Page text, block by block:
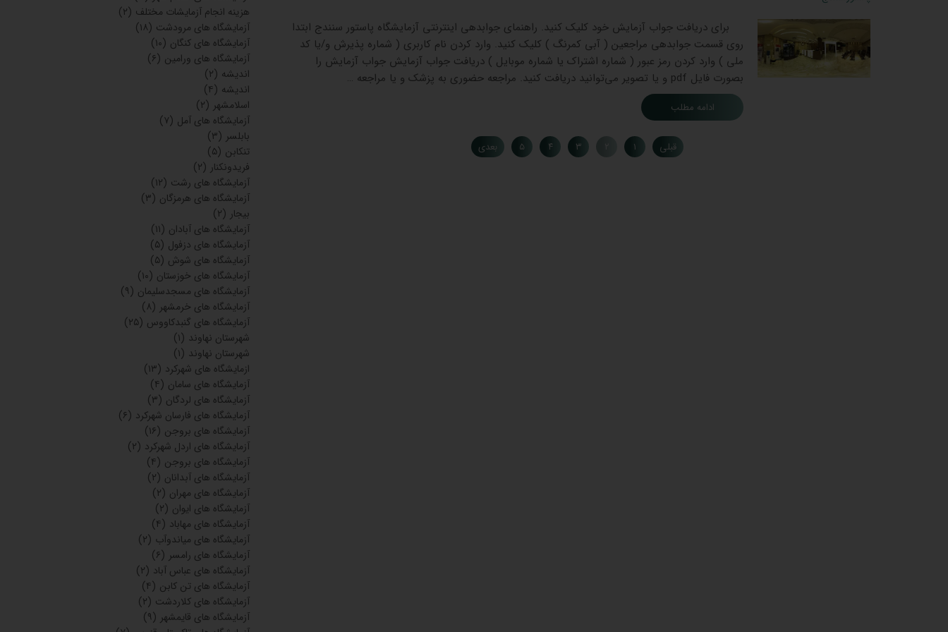
برای دریافت جواب آزمایش خود کلیک کنید. راهنمای جوابدهی اینترنتی آزمایشگاه پاستور سنندج ابتدا
روی قسمت جوابدهی مراجعین ( آبی کمرنگ ) کلیک کنید. وارد کردن نام کاربری ( شماره پذیرش و/یا کد
ملی ) وارد کردن رمز عبور ( شماره اشتراک یا شماره موبایل ) دریافت جواب آزمایش جواب آزمایش را
بصورت فایل pdf و یا تصویر می‌توانید دریافت کنید. مراجعه حضوری به پزشک و یا مراجعه …
ادامه مطلب
قبلی ۱ ۳ ۴ ۵ بعدی
هزینه انجام آزمایشات مختلف (۲)
آزمایشگاه های مرودشت (۱۸)
آزمایشگاه های کنگان (۱۰)
آزمایشگاه های ورامین (۶)
اندیشه (۲)
اندیشه (۴)
اسلامشهر (۲)
آزمایشگاه های آمل (۷)
بابلسر (۳)
تنکابن (۵)
فریدونکنار (۲)
آزمایشگاه های رشت (۱۲)
آزمایشگاه های هرمزگان (۳)
بیجار (۲)
آزمایشگاه های آبادان (۱۱)
آزمایشگاه های دزفول (۵)
آزمایشگاه های شوش (۵)
آزمایشگاه های خوزستان (۱۰)
آزمایشگاه های مسجدسلیمان (۹)
آزمایشگاه های خرمشهر (۸)
آزمایشگاه های گنبدکاووس (۲۵)
شهرستان نهاوند (۱)
شهرستان نهاوند (۱)
ازمایشگاه های شهرکرد (۱۳)
آزمایشگاه های سامان (۴)
آزمایشگاه های لردگان (۳)
آزمایشگاه های فارسان شهرکرد (۶)
آزمایشگاه های بروجن (۱۶)
آزمایشگاه های اردل شهرکرد (۲)
آزمایشگاه های بروجن (۴)
آزمایشگاه های آبدانان (۲)
آزمایشگاه های مهران (۲)
آزمایشگاه های ایوان (۲)
آزمایشگاه های مهاباد (۴)
آزمایشگاه های میاندوآب (۲)
آزمایشگاه های رامسر (۶)
آزمایشگاه های عباس آباد (۲)
آزمایشگاه های تن کابن (۴)
آزمایشگاه های کلاردشت (۲)
آزمایشگاه های قایمشهر (۹)